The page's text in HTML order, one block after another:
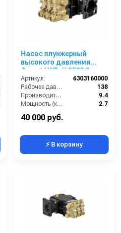
Насос плунжерный
высокого давления
Comet LWD-K 2520 G
(9,4/138) 3400 об/мин. ø
3/4” п.в.
Артикул:
6303160000
Рабочее давление (бар):
138
Производительность (л/мин):
9.4
Мощность (кВт):
2.7
Обороты двигателя (об/мин):
40 000 руб.
⚡ В корзину